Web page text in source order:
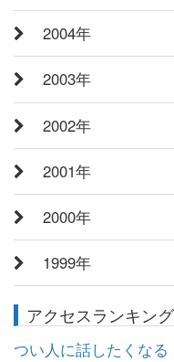
2004年
2003年
2002年
2001年
2000年
1999年
アクセスランキング
つい人に話したくな